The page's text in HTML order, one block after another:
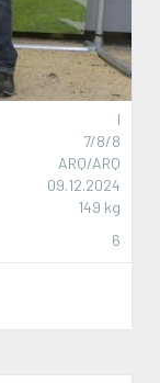
I
7/8/8
ARQ/ARQ
09.12.2024
149 kg
6